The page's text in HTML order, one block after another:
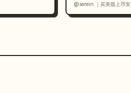
@serein ｜买美股上币安